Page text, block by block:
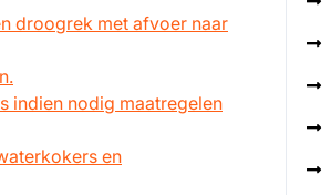
droogrek met afvoer naar
indien nodig maatregelen
en